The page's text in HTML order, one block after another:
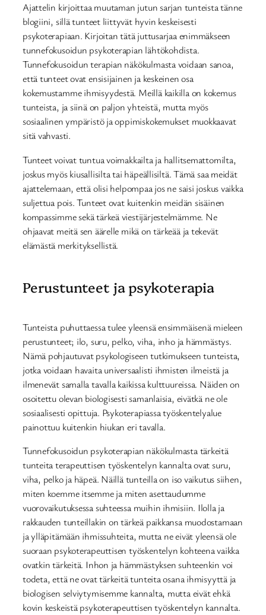
Ajattelin kirjoittaa muutaman jutun sarjan tunteista tänne
blogiini, sillä tunteet liittyvät hyvin keskeisesti
psykoterapiaan. Kirjoitan tätä juttusarjaa enimmäkseen
tunnefokusoidun psykoterapian lähtökohdista.
Tunnefokusoidun terapian näkökulmasta voidaan sanoa,
että tunteet ovat ensisijainen ja keskeinen osa
kokemustamme ihmisyydestä. Meillä kaikilla on kokemus
tunteista, ja siinä on paljon yhteistä, mutta myös
sosiaalinen ympäristö ja oppimiskokemukset muokkaavat
sitä vahvasti.
Tunteet voivat tuntua voimakkailta ja hallitsemattomilta,
joskus myös kiusallisilta tai häpeällisiltä. Tämä saa meidät
ajattelemaan, että olisi helpompaa jos ne saisi joskus vaikka
suljettua pois. Tunteet ovat kuitenkin meidän sisäinen
kompassimme sekä tärkeä viestijärjestelmämme. Ne
ohjaavat meitä sen äärelle mikä on tärkeää ja tekevät
elämästä merkityksellistä.
Perustunteet ja psykoterapia
Tunteista puhuttaessa tulee yleensä ensimmäisenä mieleen
perustunteet; ilo, suru, pelko, viha, inho ja hämmästys.
Nämä pohjautuvat psykologiseen tutkimukseen tunteista,
jotka voidaan havaita universaalisti ihmisten ilmeistä ja
ilmenevät samalla tavalla kaikissa kulttuureissa. Näiden on
osoitettu olevan biologisesti samanlaisia, eivätkä ne ole
sosiaalisesti opittuja. Psykoterapiassa työskentelyalue
painottuu kuitenkin hiukan eri tavalla.
Tunnefokusoidun psykoterapian näkökulmasta tärkeitä
tunteita terapeuttisen työskentelyn kannalta ovat suru,
viha, pelko ja häpeä. Näillä tunteilla on iso vaikutus siihen,
miten koemme itsemme ja miten asettaudumme
vuorovaikutuksessa suhteessa muihin ihmisiin. Ilolla ja
rakkauden tunteillakin on tärkeä paikkansa muodostamaan
ja ylläpitämään ihmissuhteita, mutta ne eivät yleensä ole
suoraan psykoterapeuttisen työskentelyn kohteena vaikka
ovatkin tärkeitä. Inhon ja hämmästyksen suhteenkin voi
todeta, että ne ovat tärkeitä tunteita osana ihmisyyttä ja
biologisen selviytymisemme kannalta, mutta eivät ehkä
kovin keskeistä psykoterapeuttisen työskentelyn kannalta.